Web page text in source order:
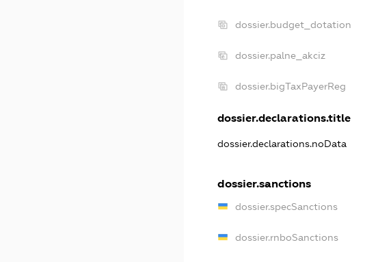
dossier.budget_dotation
dossier.palne_akciz
dossier.bigTaxPayerReg
dossier.declarations.title
dossier.declarations.noData
dossier.sanctions
dossier.specSanctions
dossier.rnboSanctions